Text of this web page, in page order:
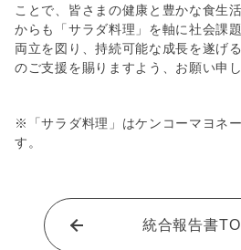
ことで、皆さまの健康と豊かな食生
からも「サラダ料理」を軸に社会課
両立を図り、持続可能な成長を遂げ
のご支援を賜りますよう、お願い申し
※「サラダ料理」はケンコーマヨネ
す。
統合報告書